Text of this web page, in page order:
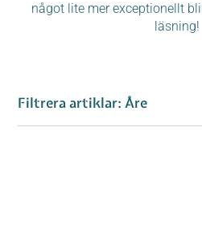
något lite mer exceptionellt
läsning!
Filtrera artiklar: Åre